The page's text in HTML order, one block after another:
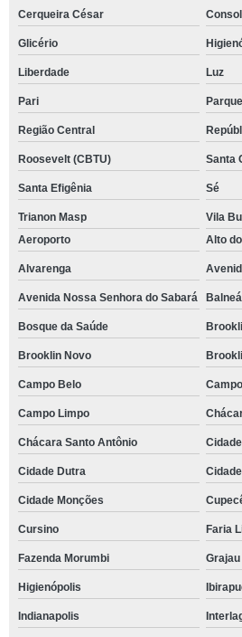
Cerqueira César
Glicério
Liberdade Luz
Pari
Região Central
Roosevelt (CBTU) Santa
Santa Efigênia Sé
Trianon Masp
Vila
Aeroporto
Alto
Alvarenga
Avenida Nossa Senhora do Sabará
Bosque da Saúde
Brooklin Novo
Campo Belo
Campo Limpo
Chácara Santo Antônio
Cidade Dutra
Cidade Monções
Cursino Faria
Fazenda Morumbi Grajau
Higienópolis
Indianapolis